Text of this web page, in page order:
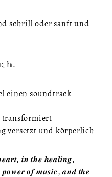
schrill oder sanft und
einen soundtrack
transformiert
versetzt und körperlich
𝒊𝒏 𝒕𝒉𝒆 𝒉𝒆𝒂𝒍𝒊𝒏𝒈,
𝒐𝒇 𝒎𝒖𝒔𝒊𝒄, 𝒂𝒏𝒅 𝒕𝒉𝒆